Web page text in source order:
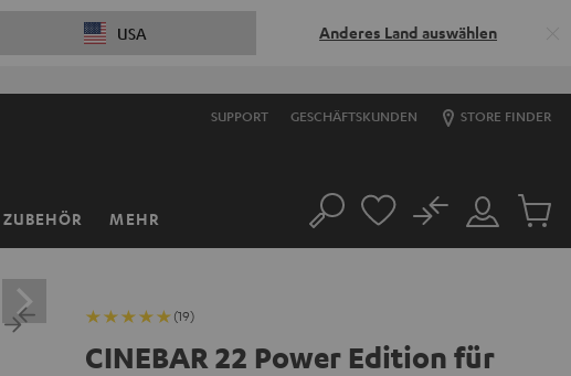
USA Anderes Land auswählen
SUPPORT GESCHÄFTSKUNDEN STORE FINDER
ZUBEHÖR MEHR Suche
Mein
Konto
No
Artikel
(19)
CINEBAR 22 Power Edition für